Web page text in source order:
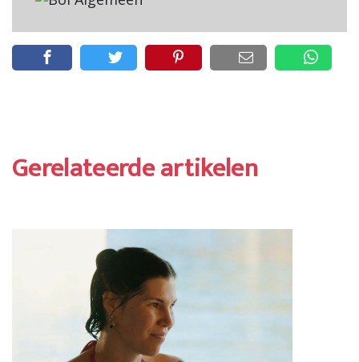
Gerelateerde artikelen